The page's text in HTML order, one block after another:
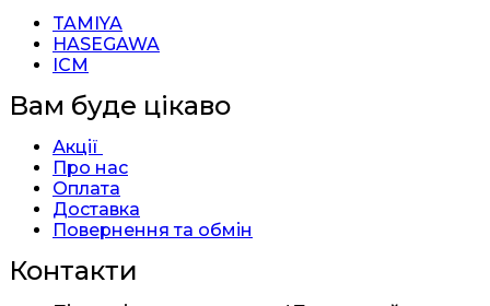
TAMIYA
HASEGAWA
ICM
Вам буде цікаво
Акції
Про нас
Оплата
Доставка
Повернення та обмін
Контакти